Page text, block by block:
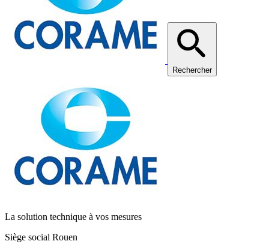
Rechercher
La solution technique à vos mesures
Siège social Rouen